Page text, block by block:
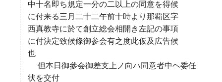
中十名即ち規定一分の二以上の同意を得候
に付来る三月二十二午前十時より那覇区字
西真教寺に於て創立総会相開き左記の事項
に付決定致候條御参会有之度此仮及広告候
也
但本日御參会御差支上ノ向ハ同意者中ヘ委任
状を交付